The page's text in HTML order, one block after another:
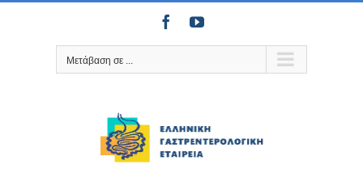
Μετάβαση
FacebookYouTube
Μετάβαση σε ...